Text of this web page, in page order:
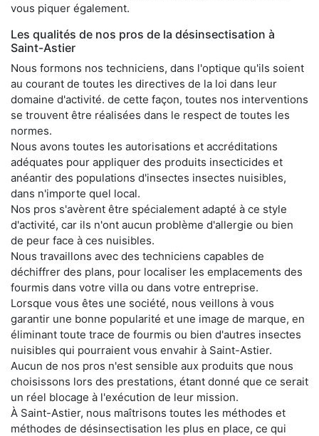
vous piquer également.
Les qualités de nos pros de la désinsectisation à
Saint-Astier
Nous formons nos techniciens, dans l'optique qu'ils soient
au courant de toutes les directives de la loi dans leur
domaine d'activité. de cette façon, toutes nos interventions
se trouvent être réalisées dans le respect de toutes les
normes.
Nous avons toutes les autorisations et accréditations
adéquates pour appliquer des produits insecticides et
anéantir des populations d'insectes insectes nuisibles,
dans n'importe quel local.
Nos pros s'avèrent être spécialement adapté à ce style
d'activité, car ils n'ont aucun problème d'allergie ou bien
de peur face à ces nuisibles.
Nous travaillons avec des techniciens capables de
déchiffrer des plans, pour localiser les emplacements des
fourmis dans votre villa ou dans votre entreprise.
Lorsque vous êtes une société, nous veillons à vous
garantir une bonne popularité et une image de marque, en
éliminant toute trace de fourmis ou bien d'autres insectes
nuisibles qui pourraient vous envahir à Saint-Astier.
Aucun de nos pros n'est sensible aux produits que nous
choisissons lors des prestations, étant donné que ce serait
un réel blocage à l'exécution de leur mission.
À Saint-Astier, nous maîtrisons toutes les méthodes et
méthodes de désinsectisation les plus en place, ce qui